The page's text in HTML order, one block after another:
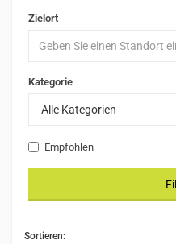
Zielort
Kategorie
Alle Kategorien
Empfohlen
Sortieren: